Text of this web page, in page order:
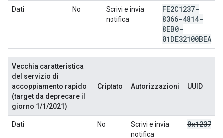
Dati No
Scrivi e invia
notifica
FE2C1237-
8366-4814-
8EB0-
01DE32100BEA
Vecchia caratteristica
del servizio di
accoppiamento rapido
(target da deprecare il
giorno 1/1/2021)
Criptato Autorizzazioni UUID
Dati No
Scrivi e invia
notifica
0x1237